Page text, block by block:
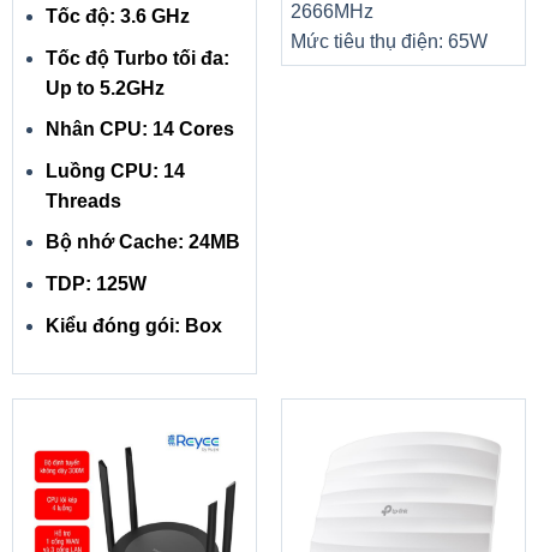
Tốc độ: 3.6 GHz
Tốc độ Turbo tối đa:
Up to 5.2GHz
Nhân CPU: 14 Cores
Luồng CPU: 14
Threads
Bộ nhớ Cache: 24MB
TDP: 125W
Kiểu đóng gói: Box
2666MHz
Mức tiêu thụ điện: 65W